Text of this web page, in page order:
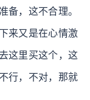
备，这不合理。
来又是在心情激
这里买这个，这
行，不对，那就